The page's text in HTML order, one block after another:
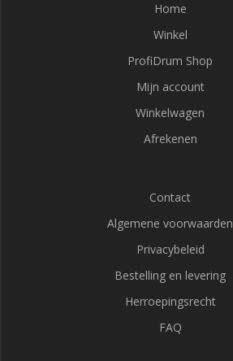
Home
Winkel
ProfiDrum Shop
Mijn account
Winkelwagen
Afrekenen
Contact
Algemene voorwaarden
Privacybeleid
Bestelling en levering
Herroepingsrecht
FAQ